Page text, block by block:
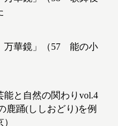
万華鏡」（57 能の小
能と自然の関わりvol.4
鹿踊(ししおどり)を例